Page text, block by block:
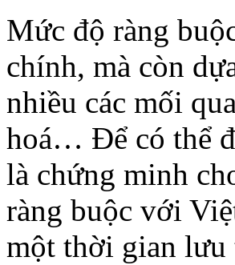
Mức độ ràng
chính, mà còn
nhiều các mối
hoá… Để có thể
là chứng minh
ràng buộc với
một thời gian lưu